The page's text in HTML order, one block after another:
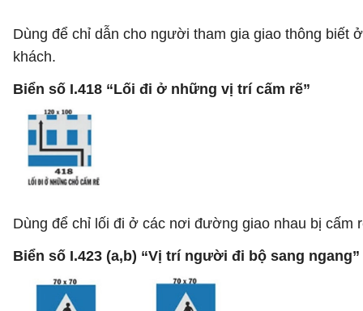
Dùng để chỉ dẫn cho người tham gia giao thông
khách.
Biển số I.418 “Lối đi ở những vị trí cấm rẽ”
Dùng để chỉ lối đi ở các nơi đường giao nhau bị
Biển số I.423 (a,b) “Vị trí người đi bộ sang ngang”